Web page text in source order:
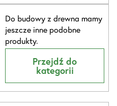
Do budowy z drewna mamy
jeszcze inne podobne
produkty.
Przejdź do
kategorii